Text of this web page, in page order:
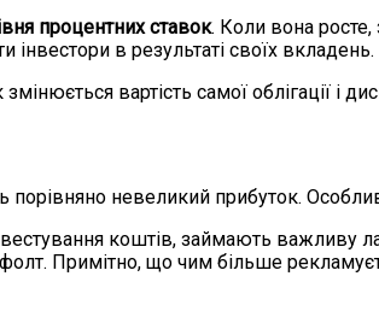
процентних ставок. Коли вона росте,
інвестори в результаті своїх
вартість самої облігації і
невеликий прибуток.
коштів, займають важливу
Примітно, що чим більше